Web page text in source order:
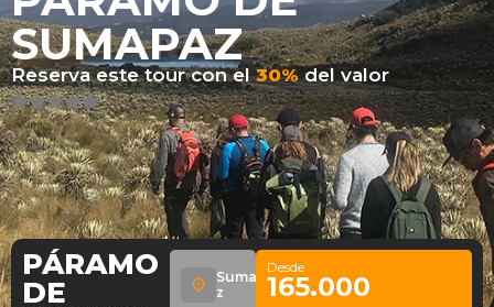
SUMAPAZ
Reserva este tour con el 30% del valor
PÁRAMO
DE
Sumapa
z
Desde
165.000